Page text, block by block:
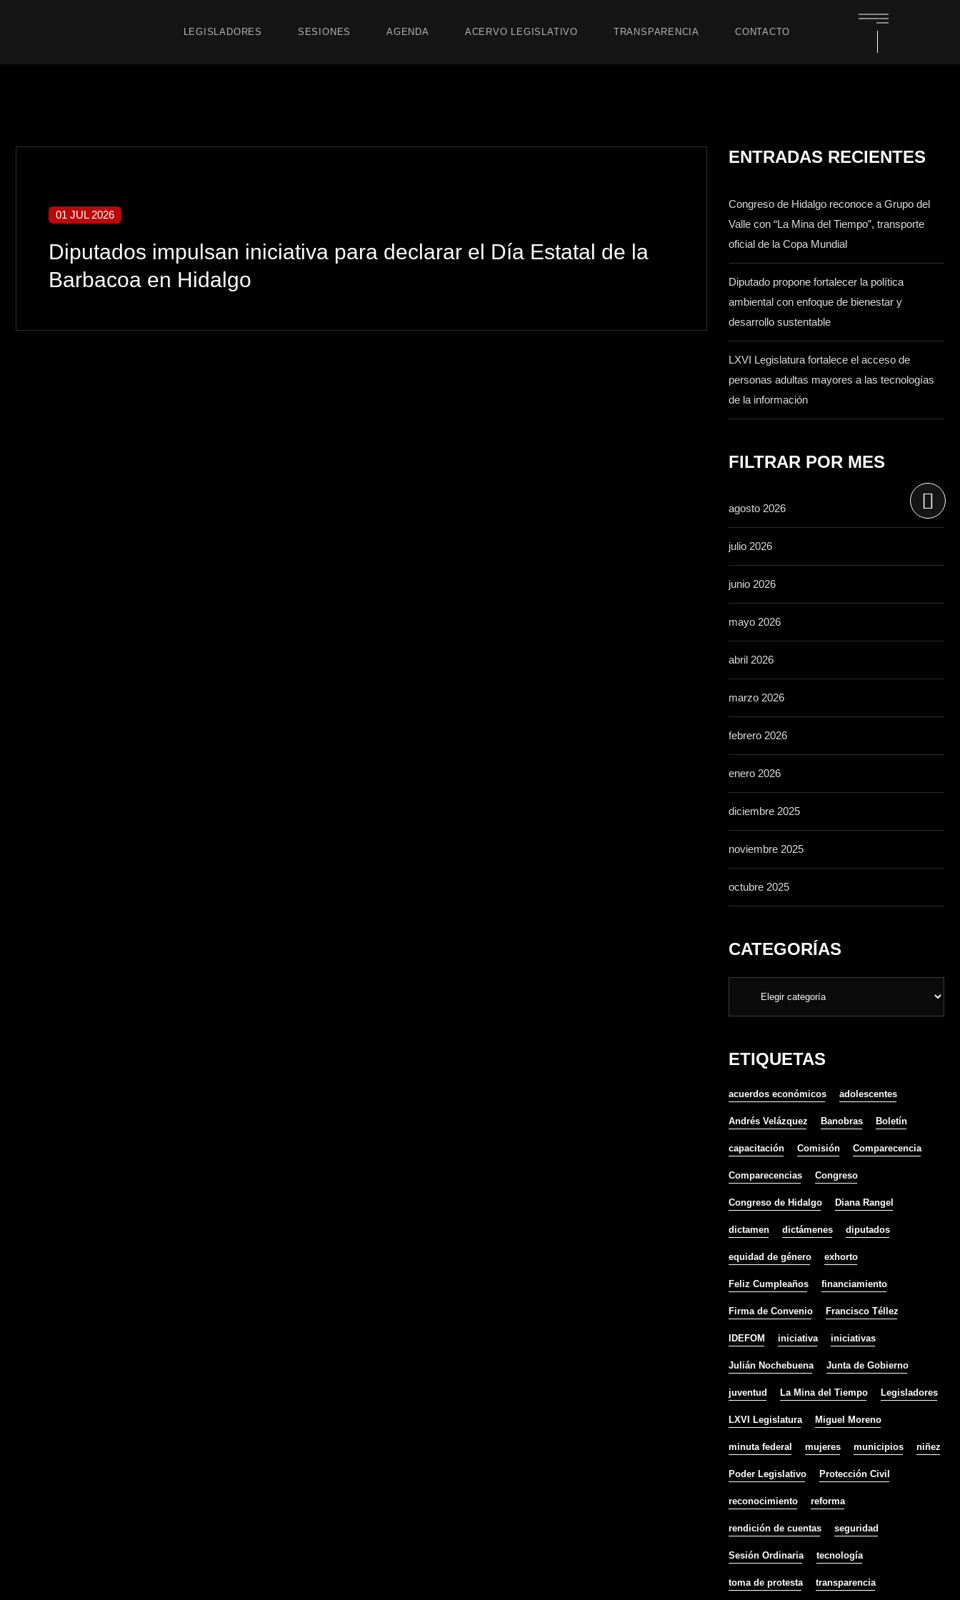
LEGISLADORES SESIONES AGENDA ACERVO LEGISLATIVO TRANSPARENCIA CONTACTO
01 JUL 2026
Diputados impulsan iniciativa para declarar el Día Estatal de la
Barbacoa en Hidalgo
ENTRADAS RECIENTES
Congreso de Hidalgo reconoce a Grupo del
Valle con “La Mina del Tiempo”, transporte
oficial de la Copa Mundial
Diputado propone fortalecer la política
ambiental con enfoque de bienestar y
desarrollo sustentable
LXVI Legislatura fortalece el acceso de
personas adultas mayores a las tecnologías
de la información
FILTRAR POR MES
agosto 2026
julio 2026
junio 2026
mayo 2026
abril 2026
marzo 2026
febrero 2026
enero 2026
diciembre 2025
noviembre 2025
octubre 2025
CATEGORÍAS
ETIQUETAS
acuerdos económicos adolescentes
Andrés Velázquez Banobras Boletín
capacitación Comisión Comparecencia
Comparecencias Congreso
Congreso de Hidalgo Diana Rangel
dictamen dictámenes diputados
equidad de género exhorto
Feliz Cumpleaños financiamiento
Firma de Convenio Francisco Téllez
IDEFOM iniciativa iniciativas
Julián Nochebuena Junta de Gobierno
juventud La Mina del Tiempo Legisladores
LXVI Legislatura Miguel Moreno
minuta federal mujeres municipios niñez
Poder Legislativo Protección Civil
reconocimiento reforma
rendición de cuentas seguridad
Sesión Ordinaria tecnología
toma de protesta transparencia